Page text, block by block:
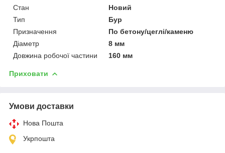
Стан
Новий
Тип
Бур
Призначення
По бетону/цеглі/каменю
Діаметр
8 мм
Довжина робочої частини
160 мм
Приховати
Умови доставки
Нова Пошта
Укрпошта